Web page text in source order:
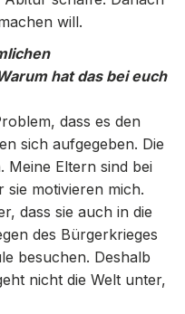
will.
hat das bei euch
dass es den
sich aufgegeben. Die
Meine Eltern sind bei
sie motivieren mich.
dass sie auch in die
des Bürgerkrieges
besuchen. Deshalb
nicht die Welt unter,